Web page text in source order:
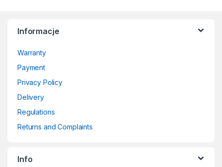
Informacje
Warranty
Payment
Privacy Policy
Delivery
Regulations
Returns and Complaints
Info